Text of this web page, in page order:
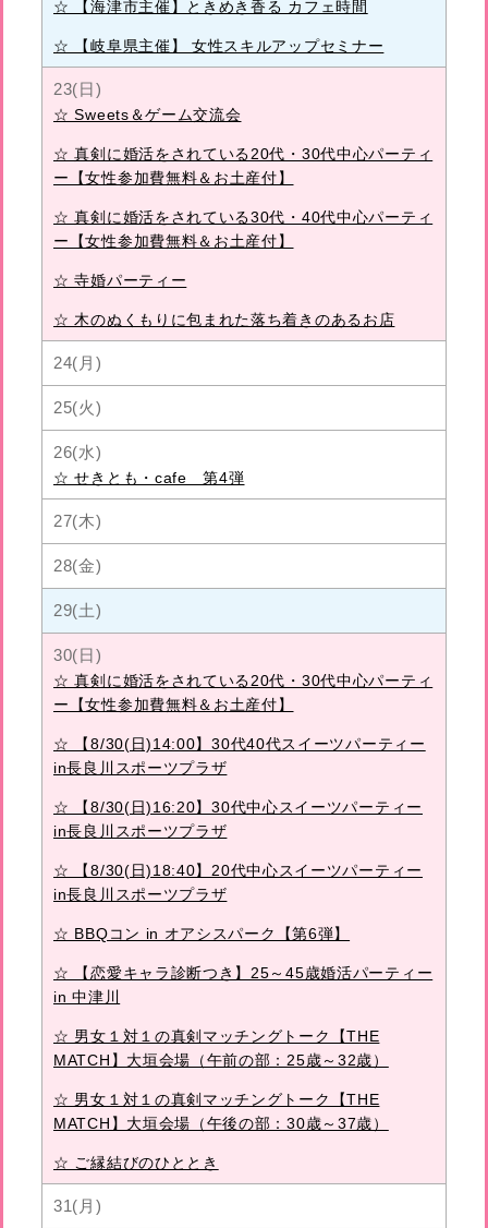
☆ 【海津市主催】ときめき香る カフェ時間
☆ 【岐阜県主催】 女性スキルアップセミナー
23(日)
☆ Sweets＆ゲーム交流会
☆ 真剣に婚活をされている20代・30代中心パーティ
ー【女性参加費無料＆お土産付】
☆ 真剣に婚活をされている30代・40代中心パーティ
ー【女性参加費無料＆お土産付】
☆ 寺婚パーティー
☆ 木のぬくもりに包まれた落ち着きのあるお店
24(月)
25(火)
26(水)
☆ せきとも・cafe 第4弾
27(木)
28(金)
29(土)
30(日)
☆ 真剣に婚活をされている20代・30代中心パーティ
ー【女性参加費無料＆お土産付】
☆ 【8/30(日)14:00】30代40代スイーツパーティー
in長良川スポーツプラザ
☆ 【8/30(日)16:20】30代中心スイーツパーティー
in長良川スポーツプラザ
☆ 【8/30(日)18:40】20代中心スイーツパーティー
in長良川スポーツプラザ
☆ BBQコン in オアシスパーク【第6弾】
☆ 【恋愛キャラ診断つき】25～45歳婚活パーティー
in 中津川
☆ 男女１対１の真剣マッチングトーク【THE
MATCH】大垣会場（午前の部：25歳～32歳）
☆ 男女１対１の真剣マッチングトーク【THE
MATCH】大垣会場（午後の部：30歳～37歳）
☆ ご縁結びのひととき
31(月)